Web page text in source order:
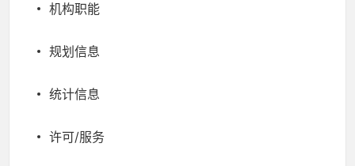
机构职能
规划信息
统计信息
许可/服务